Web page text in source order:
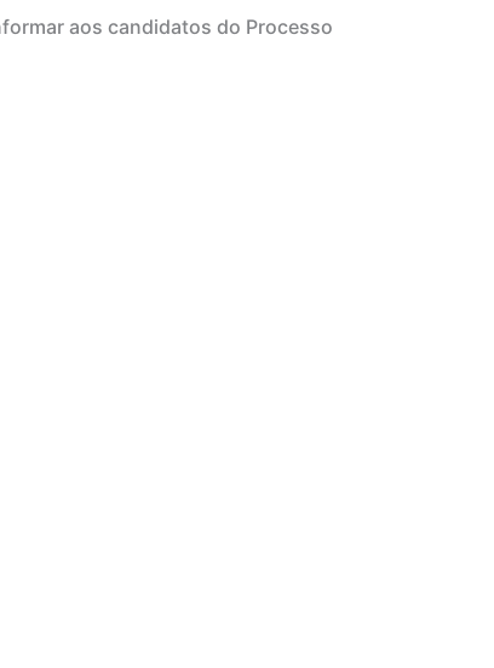
aos candidatos do Processo